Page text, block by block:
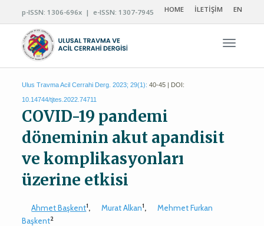
p-ISSN: 1306-696x | e-ISSN: 1307-7945 HOME İLETİŞİM EN
Ulus Travma Acil Cerrahi Derg. 2023; 29(1): 40-45 | DOI:
10.14744/tjtes.2022.74711
COVID-19 pandemi
döneminin akut apandisit
ve komplikasyonları
üzerine etkisi
Ahmet Başkent1, Murat Alkan1,
Mehmet Furkan
Başkent2